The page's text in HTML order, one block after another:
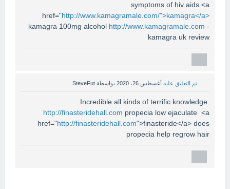
symptoms of hiv aids <a
href="http://www.kamagramale.com/">kamagra</a>
kamagra 100mg alcohol http://www.kamagramale.com -
kamagra uk review
تم التعليق عليه أغسطس 26، 2020 بواسطة SteveFut
Incredible all kinds of terrific knowledge.
http://finasteridehall.com propecia low ejaculate <a
href="http://finasteridehall.com">finasteride</a> does
propecia help regrow hair